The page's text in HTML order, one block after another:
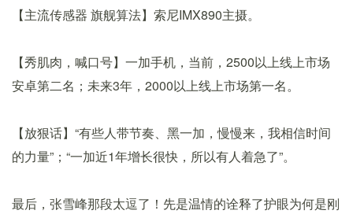
【主流传感器 旗舰算法】索尼IMX890主摄。
【秀肌肉，喊口号】一加手机，当前，2500以上线上市场
安卓第二名；未来3年，2000以上线上市场第一名。
【放狠话】“有些人带节奏、黑一加，慢慢来，我相信时间
的力量”；“一加近1年增长很快，所以有人着急了”。
最后，张雪峰那段太逗了！先是温情的诠释了护眼为何是刚